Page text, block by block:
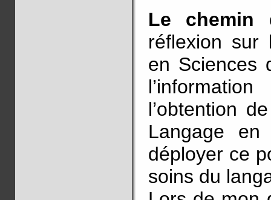
Le chemin
réflexion sur
en Sciences
l’obtention
Langage en
déployer ce
soins du